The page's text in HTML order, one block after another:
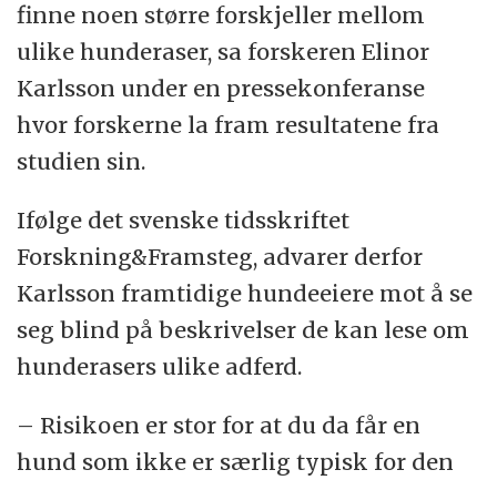
finne noen større forskjeller mellom
ulike hunderaser, sa forskeren Elinor
Karlsson under en pressekonferanse
hvor forskerne la fram resultatene fra
studien sin.
Ifølge det svenske tidsskriftet
Forskning&Framsteg, advarer derfor
Karlsson framtidige hundeeiere mot å se
seg blind på beskrivelser de kan lese om
hunderasers ulike adferd.
– Risikoen er stor for at du da får en
hund som ikke er særlig typisk for den